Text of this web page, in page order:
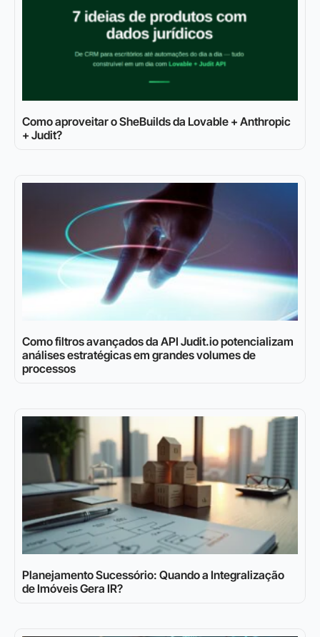
Como aproveitar o SheBuilds da Lovable + Anthropic
+ Judit?
Como filtros avançados da API Judit.io potencializam
análises estratégicas em grandes volumes de
processos
Planejamento Sucessório: Quando a Integralização
de Imóveis Gera IR?